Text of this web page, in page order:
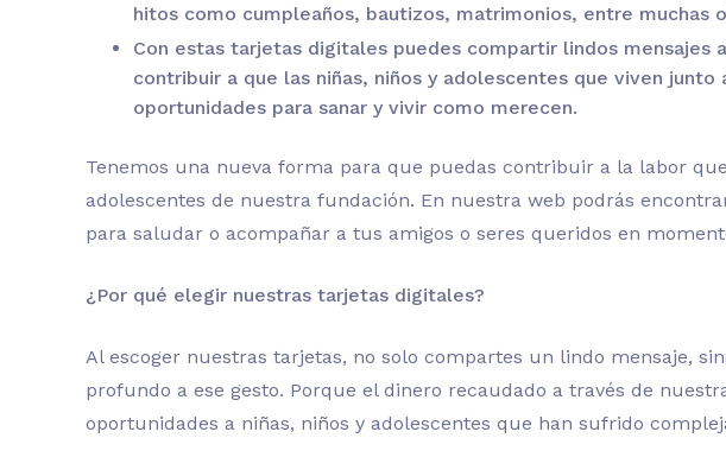
hitos como cumpleaños, bautizos, matrimonios, entre muchas
Con estas tarjetas digitales puedes compartir lindos mensajes
contribuir a que las niñas, niños y adolescentes que viven
oportunidades para sanar y vivir como merecen.
Tenemos una nueva forma para que puedas contribuir a la labor
adolescentes de nuestra fundación. En nuestra web podrás
para saludar o acompañar a tus amigos o seres queridos en
¿Por qué elegir nuestras tarjetas digitales?
Al escoger nuestras tarjetas, no solo compartes un lindo mensaje,
profundo a ese gesto. Porque el dinero recaudado a través de
oportunidades a niñas, niños y adolescentes que han sufrido